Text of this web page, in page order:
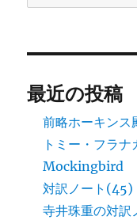
最近の投稿
前略ホーキンス
トミー・フラ
Mockingbird
対訳ノート(45)
寺井珠重の対